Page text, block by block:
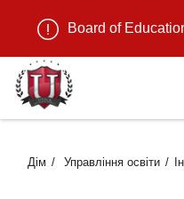
Board of Education
Дім Управління освіти